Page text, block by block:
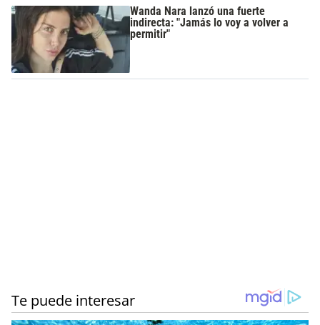
Wanda Nara lanzó una fuerte
indirecta: "Jamás lo voy a volver a
permitir"